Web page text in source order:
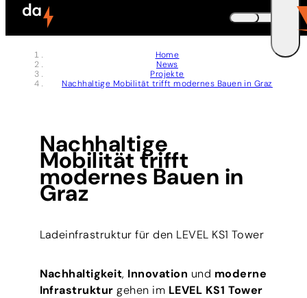
Zum Header springen (
Zum Inhalt springen (
Zum Footer springen (
zur Navigation springen (
zur Suche springen (
Barrierefreiheits-Widget öffnen ( + 6)
Zur Barrierefreiheitserklaerung ( + 7)
DEUTSCH
Home
News
Projekte
Nachhaltige Mobilität trifft modernes Bauen in Graz
Nachhaltige
Mobilität trifft
modernes Bauen in
Graz
Ladeinfrastruktur für den LEVEL KS1 Tower
Nachhaltigkeit, Innovation und moderne
Infrastruktur gehen im LEVEL KS1 Tower